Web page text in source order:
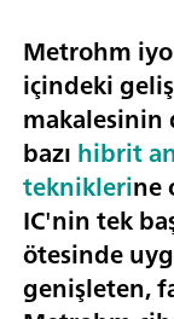
Metrohm
içindeki
bazı hibrit
tekniklerine
IC'nin tek
ötesinde
genişleten,